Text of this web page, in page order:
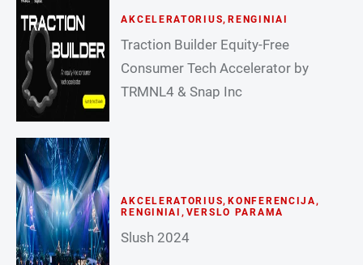
AKCELERATORIUS, RENGINIAI
Traction Builder Equity-Free
Consumer Tech Accelerator by
TRMNL4 & Snap Inc
AKCELERATORIUS, KONFERENCIJA,
RENGINIAI , VERSLO PARAMA
Slush 2024